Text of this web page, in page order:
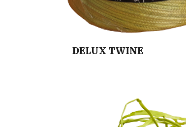
DELUX TWINE